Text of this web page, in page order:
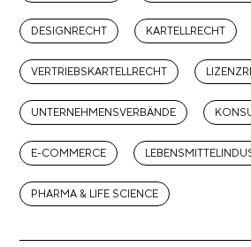
DESIGNRECHT KARTELLRECHT
VERTRIEBSKARTELLRECHT
UNTERNEHMENSVERBÄNDE
E-COMMERCE
PHARMA & LIFE SCIENCE